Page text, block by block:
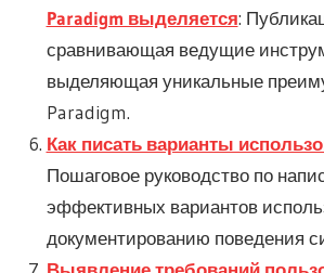
Paradigm выделяется:
сравнивающая ведущие
выделяющая уникальные
Paradigm.
Как писать варианты
Пошаговое руководство по
эффективных вариантов
документированию поведения